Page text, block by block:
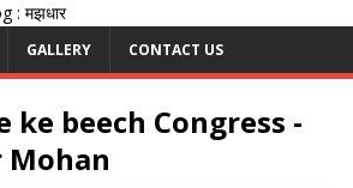
GALLERY CONTACT US
ke beech Congress -
Mohan